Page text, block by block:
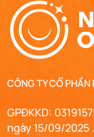
CÔNG TY CỔ PHẦN
GPĐKKD:
ngày 15/09/2025 .